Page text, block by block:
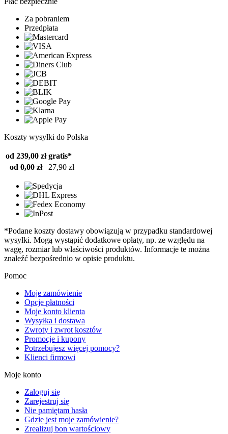
Za pobraniem
Przedpłata
Koszty wysyłki do Polska
od 239,00 zł gratis*
od 0,00 zł
27,90 zł
*Podane koszty dostawy obowiązują w przypadku standardowej
wysyłki. Mogą wystąpić dodatkowe opłaty, np. ze względu na
wagę, rozmiar lub właściwości produktów. Informacje te można
znaleźć bezpośrednio w opisie produktu.
Pomoc
Moje zamówienie
Opcje płatności
Moje konto klienta
Wysyłka i dostawa
Zwroty i zwrot kosztów
Promocje i kupony
Potrzebujesz więcej pomocy?
Klienci firmowi
Moje konto
Zaloguj się
Zarejestruj się
Nie pamiętam hasła
Gdzie jest moje zamówienie?
Zrealizuj bon wartościowy